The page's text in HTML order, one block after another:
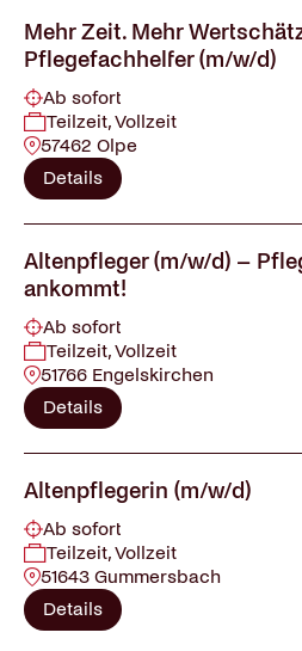
Mehr Zeit. Mehr
Pflegefachhelfer (m/w/d)
Ab sofort
Teilzeit, Vollzeit
57462 Olpe
Details
Altenpfleger (m/w/d) –
ankommt!
Ab sofort
Teilzeit, Vollzeit
51766 Engelskirchen
Details
Altenpflegerin (m/w/d)
Ab sofort
Teilzeit, Vollzeit
51643 Gummersbach
Details